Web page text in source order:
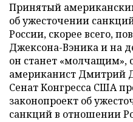
Принятый
об ужесточении
России, скорее всего,
Джексона-Вэника и на
он станет «молчащим»,
американист Дмитрий
Сенат Конгресса США
законопроект об
санкций в отношении